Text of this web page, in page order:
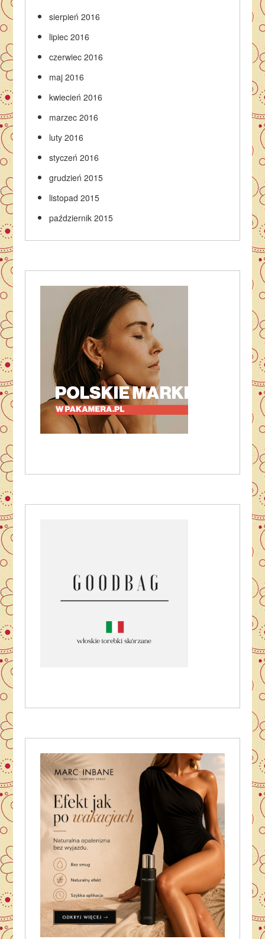
sierpień 2016
lipiec 2016
czerwiec 2016
maj 2016
kwiecień 2016
marzec 2016
luty 2016
styczeń 2016
grudzień 2015
listopad 2015
październik 2015